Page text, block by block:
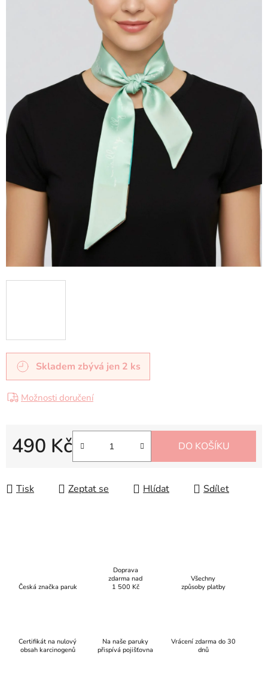
Skladem zbývá jen 2 ks
Možnosti doručení
490 Kč DO KOŠÍKU
Tisk Zeptat se Hlídat Sdílet
Česká značka paruk
Doprava
zdarma nad
1 500 Kč
Všechny
způsoby platby
Certifikát na nulový
obsah karcinogenů
Na naše paruky
přispívá pojišťovna
Vrácení zdarma do 30
dnů